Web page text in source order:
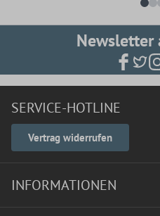
Newsletter
SERVICE-HOTLINE
Vertrag widerrufen
INFORMATIONEN